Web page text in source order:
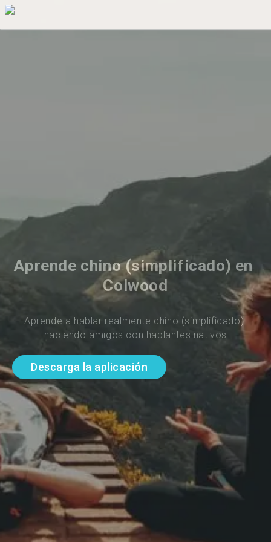
Aprende chino (simplificado) en
Colwood
Aprende a hablar realmente chino (simplificado)
haciendo amigos con hablantes nativos
Descarga la aplicación